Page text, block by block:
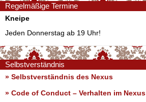
Regelmäßige Termine
Kneipe
Jeden Donnerstag ab 19 Uhr!
Selbstverständnis
» Selbstverständnis des Nexus
» Code of Conduct – Verhalten im Nexus